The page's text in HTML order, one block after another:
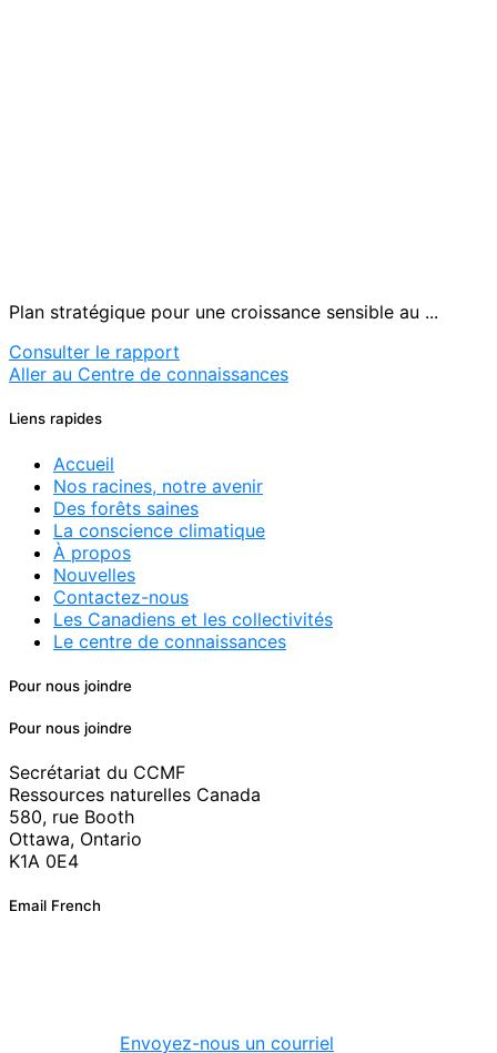
Plan stratégique pour une croissance sensible au ...
Consulter le rapport
Aller au Centre de connaissances
Liens rapides
Accueil
Nos racines, notre avenir
Des forêts saines
La conscience climatique
À propos
Nouvelles
Contactez-nous
Les Canadiens et les collectivités
Le centre de connaissances
Pour nous joindre
Pour nous joindre
Secrétariat du CCMF
Ressources naturelles Canada
580, rue Booth
Ottawa, Ontario
K1A 0E4
Email French
Envoyez-nous un courriel